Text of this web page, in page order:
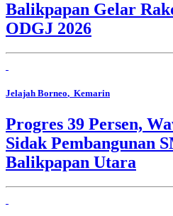
Balikpapan Gelar
ODGJ 2026
Jelajah Borneo, Kemarin
Progres 39 Persen,
Sidak Pembangunan
Balikpapan Utara